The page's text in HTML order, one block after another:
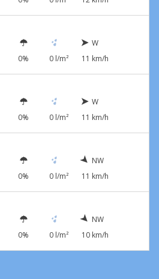
0% 0 l/m²
W
11 km/h
0% 0 l/m²
W
11 km/h
0% 0 l/m²
NW
11 km/h
0% 0 l/m²
NW
10 km/h